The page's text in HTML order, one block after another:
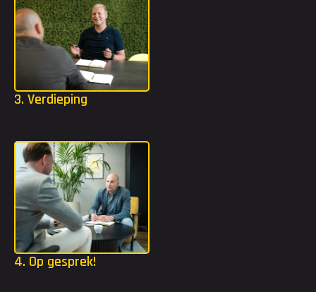
3. Verdieping
4. Op gesprek!